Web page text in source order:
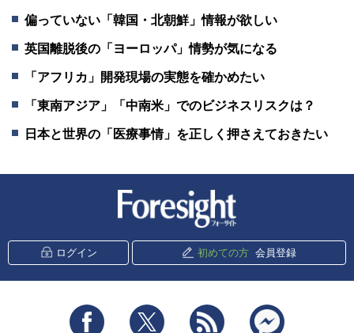
偏っていない「韓国・北朝鮮」情報が欲しい
英国離脱後の「ヨーロッパ」情勢が気になる
「アフリカ」開発現場の実態を確かめたい
「東南アジア」「中南米」でのビジネスリスクは？
日本と世界の「医療事情」を正しく押さえておきたい
ログイン 初めての方 会員登録
Facebook Twitter RSS